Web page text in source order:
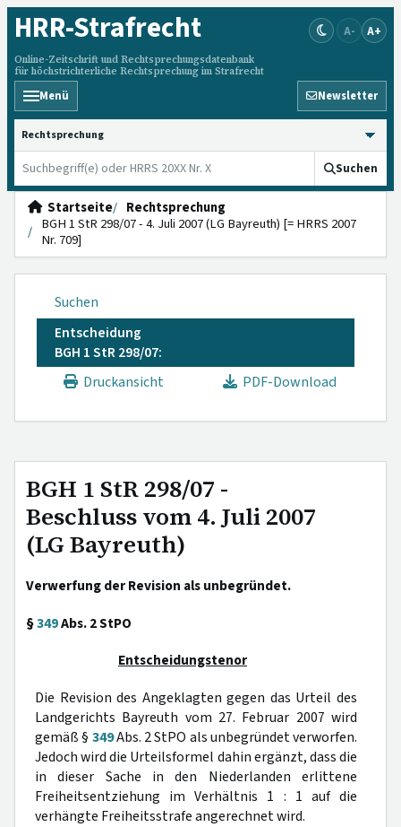
HRR-Strafrecht
Online-Zeitschrift und Rechtsprechungsdatenbank
für höchstrichterliche Rechtsprechung im Strafrecht
A- A+
Menü Newsletter
HRRS durchsuchen
Suchen
Startseite
Rechtsprechung
BGH 1 StR 298/07 - 4. Juli 2007 (LG Bayreuth) [= HRRS 2007
Nr. 709]
Suchen
Entscheidung
BGH 1 StR 298/07:
Druckansicht
PDF-Download
BGH 1 StR 298/07 -
Beschluss vom 4. Juli 2007
(LG Bayreuth)
Verwerfung der Revision als unbegründet.
§349Abs. 2 StPO
Entscheidungstenor
Die Revision des Angeklagten gegen das Urteil des
Landgerichts Bayreuth vom 27. Februar 2007 wird
gemäß § 349Abs. 2 StPO als unbegründet verworfen.
Jedoch wird die Urteilsformel dahin ergänzt, dass die
in dieser Sache in den Niederlanden erlittene
Freiheitsentziehung im Verhältnis 1 : 1 auf die
verhängte Freiheitsstrafe angerechnet wird.